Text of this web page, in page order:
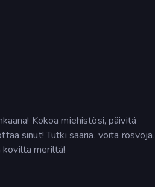
Kokoa miehistösi, päivitä
sinut! Tutki saaria, voita rosvoja,
meriltä!